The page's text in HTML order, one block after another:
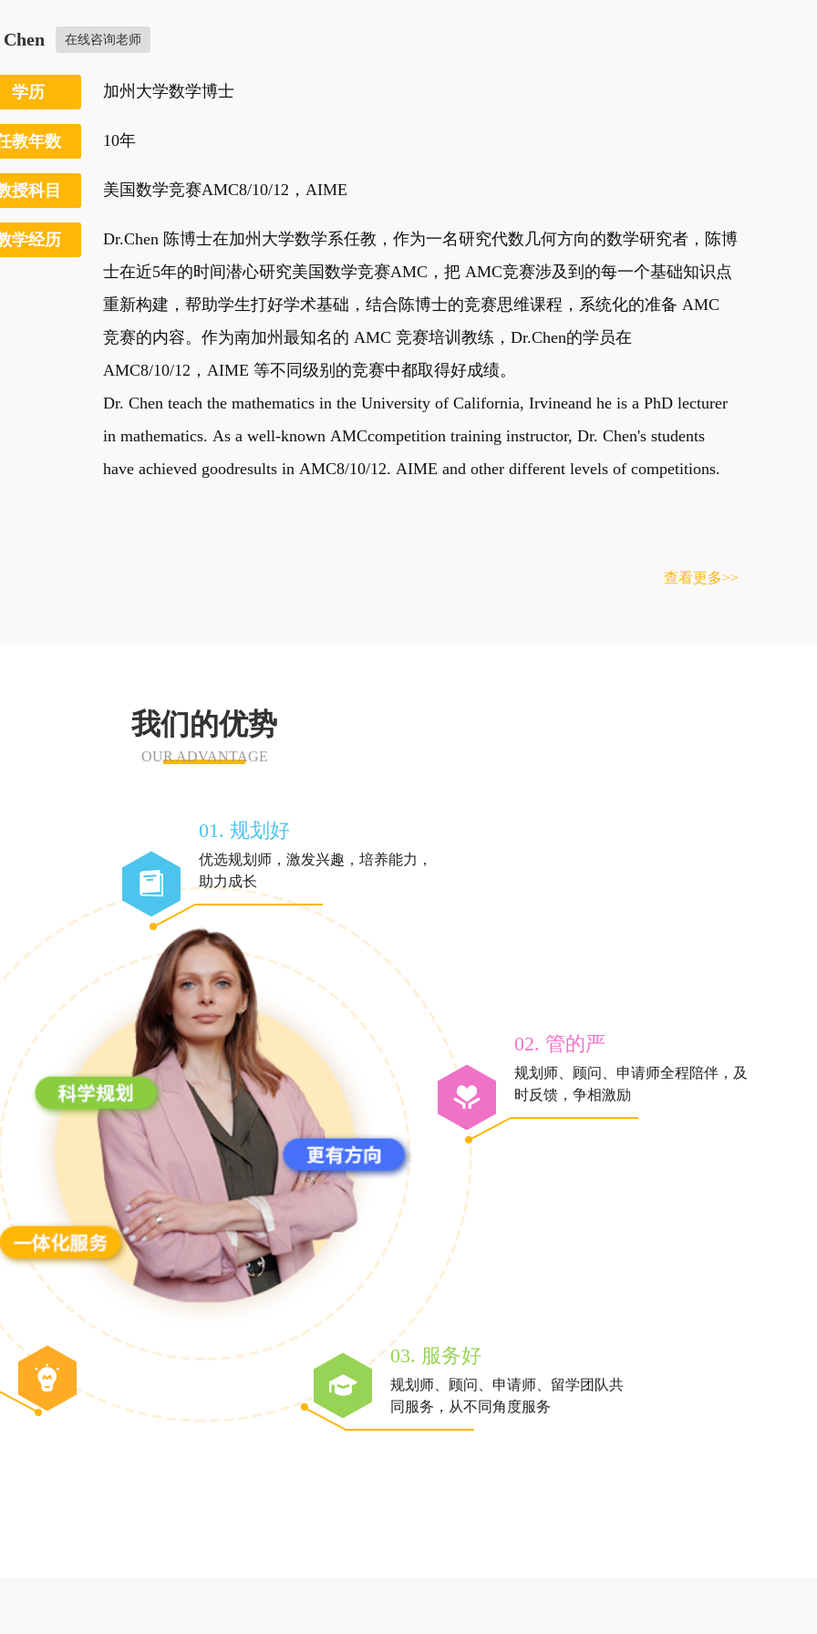
在线咨询老师
学历 加州大学数学博士
教年数 10年
授科目 美国数学竞赛AMC8/10/12，AIME
学经历
Dr.Chen 陈博士在加州大学数学系任教，作为一名研究代数几何方向的数学研究者，陈博
士在近5年的时间潜心研究美国数学竞赛AMC，把 AMC竞赛涉及到的每一个基础知识点
重新构建，帮助学生打好学术基础，结合陈博士的竞赛思维课程，系统化的准备 AMC
竞赛的内容。作为南加州最知名的 AMC 竞赛培训教练，Dr.Chen的学员在
AMC8/10/12，AIME 等不同级别的竞赛中都取得好成绩。
Dr. Chen teach the mathematics in the University of California, Irvineand he is a PhD lecturer
in mathematics. As a well-known AMCcompetition training instructor, Dr. Chen's students
have achieved goodresults in AMC8/10/12. AIME and other different levels of competitions.
查看更多
我们的优势
OUR ADVANTAGE
01. 规划好
优选规划师，激发兴趣，培养能力，
助力成长
02. 管的严
规划师、顾问、申请师全程陪伴，及
时反馈，争相激励
03. 服务好
规划师、顾问、申请师、留学团队共
同服务，从不同角度服务